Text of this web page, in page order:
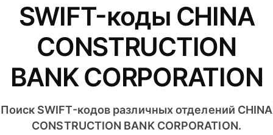
SWIFT-коды CHINA
CONSTRUCTION
BANK CORPORATION
Поиск SWIFT-кодов различных отделений CHINA
CONSTRUCTION BANK CORPORATION.